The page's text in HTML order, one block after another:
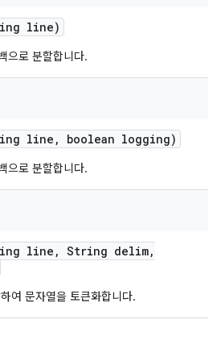
line)
으로 분할합니다.
line , boolean logging)
으로 분할합니다.
line , String delim,
여 문자열을 토큰화합니다.